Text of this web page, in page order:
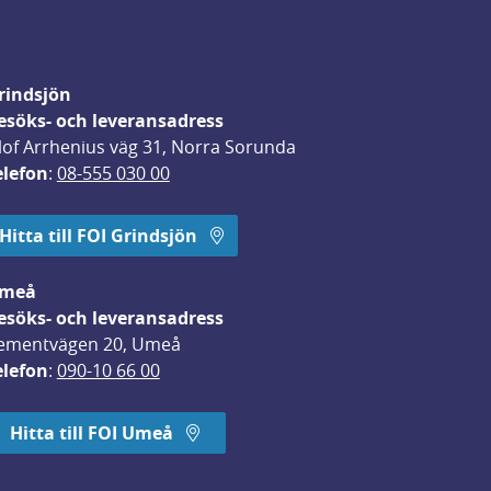
och leveransadress
Arrhenius väg 31, Norra Sorunda
: 08-555 030 00
Hitta till FOI Grindsjön
och leveransadress
20, Umeå
: 090-10 66 00
Hitta till FOI Umeå